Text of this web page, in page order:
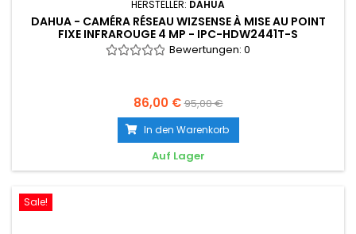
HERSTELLER: DAHUA
DAHUA - CAMÉRA RÉSEAU WIZSENSE À MISE AU POINT
FIXE INFRAROUGE 4 MP - IPC-HDW2441T-S
Bewertungen: 0
86,00 €95,00 €
In den Warenkorb
Auf Lager
Sale!